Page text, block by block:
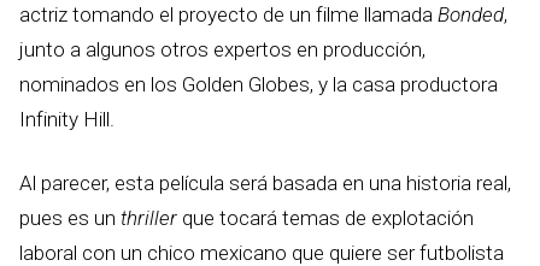
actriz tomando el proyecto de un filme llamada Bonded,
junto a algunos otros expertos en producción,
nominados en los Golden Globes, y la casa productora
Infinity Hill.
Al parecer, esta película será basada en una historia real,
pues es un thriller que tocará temas de explotación
laboral con un chico mexicano que quiere ser futbolista